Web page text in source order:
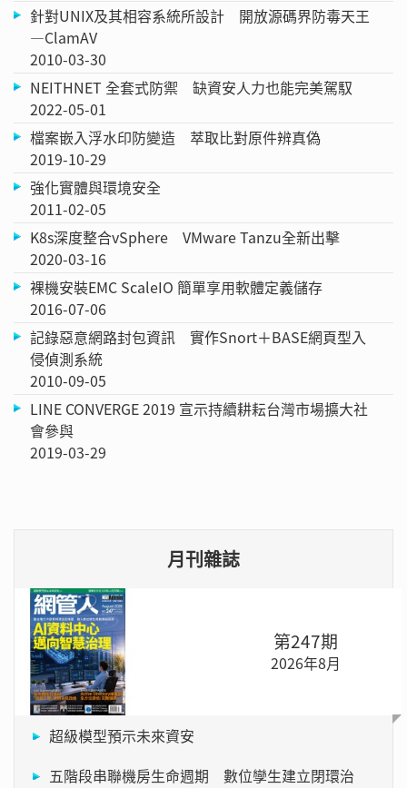
針對UNIX及其相容系統所設計 開放源碼界防毒天王
—ClamAV
2010-03-30
NEITHNET 全套式防禦 缺資安人力也能完美駕馭
2022-05-01
檔案嵌入浮水印防變造 萃取比對原件辨真偽
2019-10-29
強化實體與環境安全
2011-02-05
K8s深度整合vSphere VMware Tanzu全新出擊
2020-03-16
裸機安裝EMC ScaleIO 簡單享用軟體定義儲存
2016-07-06
記錄惡意網路封包資訊 實作Snort＋BASE網頁型入
侵偵測系統
2010-09-05
LINE CONVERGE 2019 宣示持續耕耘台灣市場擴大社
會參與
2019-03-29
月刊雜誌
第247期
2026年8月
超級模型預示未來資安
五階段串聯機房生命週期 數位孿生建立閉環治